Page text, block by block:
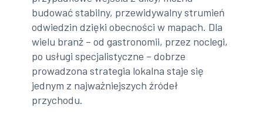
budować stabilny, przewidywalny strumień
odwiedzin dzięki obecności w mapach. Dla
wielu branż – od gastronomii, przez noclegi,
po usługi specjalistyczne – dobrze
prowadzona strategia lokalna staje się
jednym z najważniejszych źródeł
przychodu.